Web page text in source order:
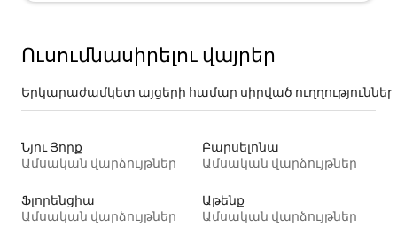
Ուսումնասիրելու վայրեր
Երկարաժամկետ այցերի համար սիրված ուղղություններ
Նյու Յորք
Ամսական վարձույթներ
Բարսելոնա
Ամսական վարձույթներ
Ֆլորենցիա
Ամսական վարձույթներ
Աթենք
Ամսական վարձույթներ